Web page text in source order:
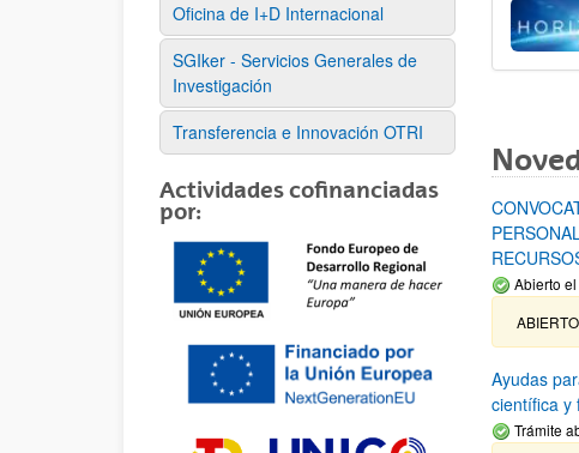
Oficina de I+D Internacional
SGIker - Servicios Generales de
Investigación
Transferencia e Innovación OTRI
Actividades cofinanciadas
por:
Abierto
Ayudas
científica y
Trámite